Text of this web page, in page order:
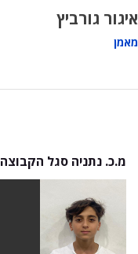
איגור גורביץ
מאמן
מ.כ. נתניה סגל הקבוצה